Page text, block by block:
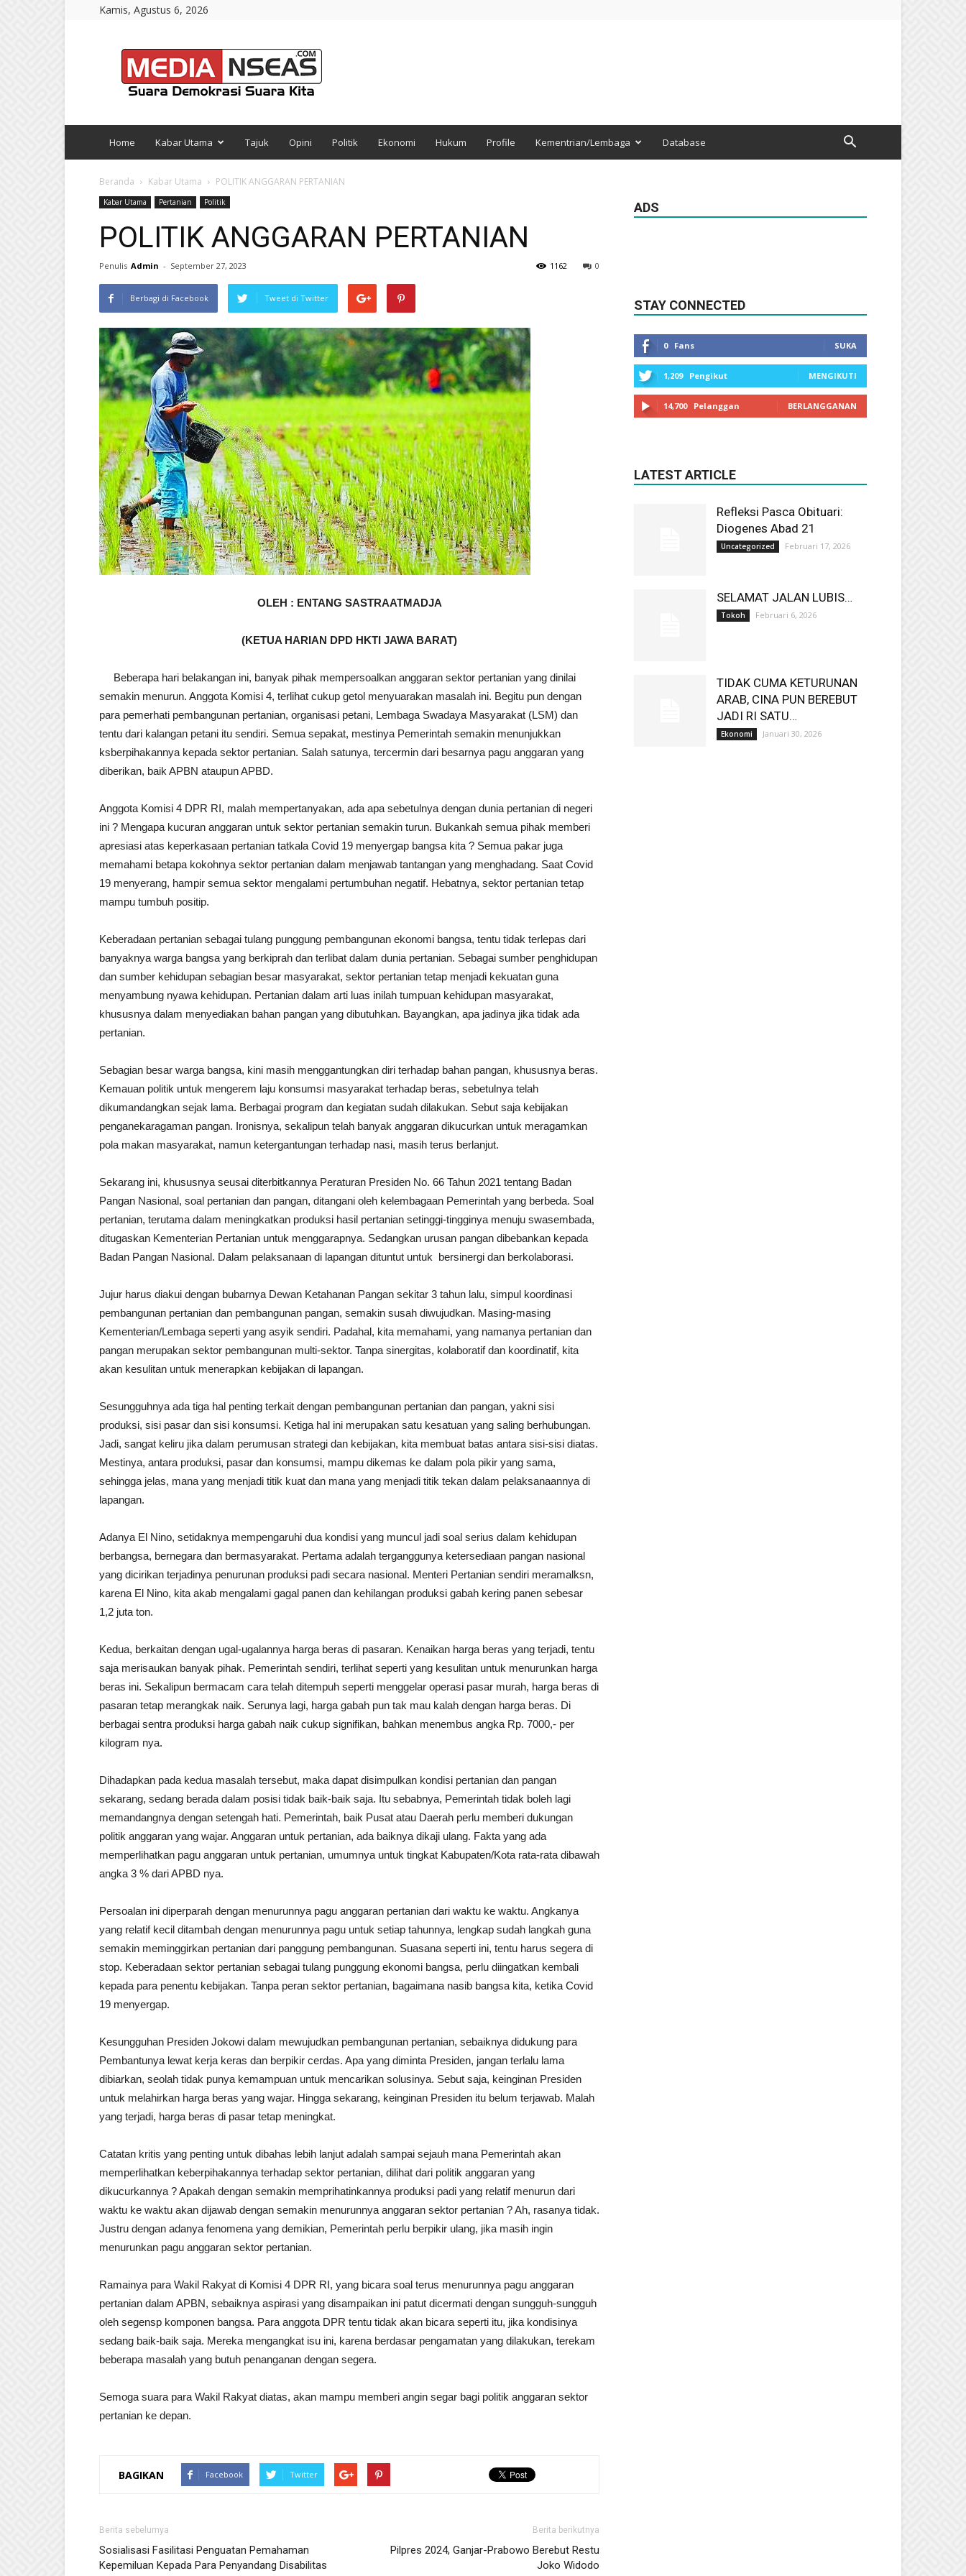
Kamis, Agustus 6, 2026
Media
NSEAS
Home Kabar Utama Tajuk Opini Politik Ekonomi Hukum Profile Kementrian/Lembaga Database
Beranda Kabar Utama POLITIK ANGGARAN PERTANIAN
Kabar Utama Pertanian Politik
POLITIK ANGGARAN PERTANIAN
Penulis Admin - September 27, 2023 0
1162
Berbagi di Facebook Tweet di Twitter
OLEH : ENTANG SASTRAATMADJA
(KETUA HARIAN DPD HKTI JAWA BARAT)
Beberapa hari belakangan ini, banyak pihak mempersoalkan anggaran sektor pertanian yang dinilai
semakin menurun. Anggota Komisi 4, terlihat cukup getol menyuarakan masalah ini. Begitu pun dengan
para pemerhati pembangunan pertanian, organisasi petani, Lembaga Swadaya Masyarakat (LSM) dan
tentu dari kalangan petani itu sendiri. Semua sepakat, mestinya Pemerintah semakin menunjukkan
ksberpihakannya kepada sektor pertanian. Salah satunya, tercermin dari besarnya pagu anggaran yang
diberikan, baik APBN ataupun APBD.
Anggota Komisi 4 DPR RI, malah mempertanyakan, ada apa sebetulnya dengan dunia pertanian di negeri
ini ? Mengapa kucuran anggaran untuk sektor pertanian semakin turun. Bukankah semua pihak memberi
apresiasi atas keperkasaan pertanian tatkala Covid 19 menyergap bangsa kita ? Semua pakar juga
memahami betapa kokohnya sektor pertanian dalam menjawab tantangan yang menghadang. Saat Covid
19 menyerang, hampir semua sektor mengalami pertumbuhan negatif. Hebatnya, sektor pertanian tetap
mampu tumbuh positip.
Keberadaan pertanian sebagai tulang punggung pembangunan ekonomi bangsa, tentu tidak terlepas dari
banyaknya warga bangsa yang berkiprah dan terlibat dalam dunia pertanian. Sebagai sumber penghidupan
dan sumber kehidupan sebagian besar masyarakat, sektor pertanian tetap menjadi kekuatan guna
menyambung nyawa kehidupan. Pertanian dalam arti luas inilah tumpuan kehidupan masyarakat,
khususnya dalam menyediakan bahan pangan yang dibutuhkan. Bayangkan, apa jadinya jika tidak ada
pertanian.
Sebagian besar warga bangsa, kini masih menggantungkan diri terhadap bahan pangan, khususnya beras.
Kemauan politik untuk mengerem laju konsumsi masyarakat terhadap beras, sebetulnya telah
dikumandangkan sejak lama. Berbagai program dan kegiatan sudah dilakukan. Sebut saja kebijakan
penganekaragaman pangan. Ironisnya, sekalipun telah banyak anggaran dikucurkan untuk meragamkan
pola makan masyarakat, namun ketergantungan terhadap nasi, masih terus berlanjut.
Sekarang ini, khususnya seusai diterbitkannya Peraturan Presiden No. 66 Tahun 2021 tentang Badan
Pangan Nasional, soal pertanian dan pangan, ditangani oleh kelembagaan Pemerintah yang berbeda. Soal
pertanian, terutama dalam meningkatkan produksi hasil pertanian setinggi-tingginya menuju swasembada,
ditugaskan Kementerian Pertanian untuk menggarapnya. Sedangkan urusan pangan dibebankan kepada
Badan Pangan Nasional. Dalam pelaksanaan di lapangan dituntut untuk bersinergi dan berkolaborasi.
Jujur harus diakui dengan bubarnya Dewan Ketahanan Pangan sekitar 3 tahun lalu, simpul koordinasi
pembangunan pertanian dan pembangunan pangan, semakin susah diwujudkan. Masing-masing
Kementerian/Lembaga seperti yang asyik sendiri. Padahal, kita memahami, yang namanya pertanian dan
pangan merupakan sektor pembangunan multi-sektor. Tanpa sinergitas, kolaboratif dan koordinatif, kita
akan kesulitan untuk menerapkan kebijakan di lapangan.
Sesungguhnya ada tiga hal penting terkait dengan pembangunan pertanian dan pangan, yakni sisi
produksi, sisi pasar dan sisi konsumsi. Ketiga hal ini merupakan satu kesatuan yang saling berhubungan.
Jadi, sangat keliru jika dalam perumusan strategi dan kebijakan, kita membuat batas antara sisi-sisi diatas.
Mestinya, antara produksi, pasar dan konsumsi, mampu dikemas ke dalam pola pikir yang sama,
sehingga jelas, mana yang menjadi titik kuat dan mana yang menjadi titik tekan dalam pelaksanaannya di
lapangan.
Adanya El Nino, setidaknya mempengaruhi dua kondisi yang muncul jadi soal serius dalam kehidupan
berbangsa, bernegara dan bermasyarakat. Pertama adalah terganggunya ketersediaan pangan nasional
yang dicirikan terjadinya penurunan produksi padi secara nasional. Menteri Pertanian sendiri meramalksn,
karena El Nino, kita akab mengalami gagal panen dan kehilangan produksi gabah kering panen sebesar
1,2 juta ton.
Kedua, berkaitan dengan ugal-ugalannya harga beras di pasaran. Kenaikan harga beras yang terjadi, tentu
saja merisaukan banyak pihak. Pemerintah sendiri, terlihat seperti yang kesulitan untuk menurunkan harga
beras ini. Sekalipun bermacam cara telah ditempuh seperti menggelar operasi pasar murah, harga beras di
pasaran tetap merangkak naik. Serunya lagi, harga gabah pun tak mau kalah dengan harga beras. Di
berbagai sentra produksi harga gabah naik cukup signifikan, bahkan menembus angka Rp. 7000,- per
kilogram nya.
Dihadapkan pada kedua masalah tersebut, maka dapat disimpulkan kondisi pertanian dan pangan
sekarang, sedang berada dalam posisi tidak baik-baik saja. Itu sebabnya, Pemerintah tidak boleh lagi
memandangnya dengan setengah hati. Pemerintah, baik Pusat atau Daerah perlu memberi dukungan
politik anggaran yang wajar. Anggaran untuk pertanian, ada baiknya dikaji ulang. Fakta yang ada
memperlihatkan pagu anggaran untuk pertanian, umumnya untuk tingkat Kabupaten/Kota rata-rata dibawah
angka 3 % dari APBD nya.
Persoalan ini diperparah dengan menurunnya pagu anggaran pertanian dari waktu ke waktu. Angkanya
yang relatif kecil ditambah dengan menurunnya pagu untuk setiap tahunnya, lengkap sudah langkah guna
semakin meminggirkan pertanian dari panggung pembangunan. Suasana seperti ini, tentu harus segera di
stop. Keberadaan sektor pertanian sebagai tulang punggung ekonomi bangsa, perlu diingatkan kembali
kepada para penentu kebijakan. Tanpa peran sektor pertanian, bagaimana nasib bangsa kita, ketika Covid
19 menyergap.
Kesungguhan Presiden Jokowi dalam mewujudkan pembangunan pertanian, sebaiknya didukung para
Pembantunya lewat kerja keras dan berpikir cerdas. Apa yang diminta Presiden, jangan terlalu lama
dibiarkan, seolah tidak punya kemampuan untuk mencarikan solusinya. Sebut saja, keinginan Presiden
untuk melahirkan harga beras yang wajar. Hingga sekarang, keinginan Presiden itu belum terjawab. Malah
yang terjadi, harga beras di pasar tetap meningkat.
Catatan kritis yang penting untuk dibahas lebih lanjut adalah sampai sejauh mana Pemerintah akan
memperlihatkan keberpihakannya terhadap sektor pertanian, dilihat dari politik anggaran yang
dikucurkannya ? Apakah dengan semakin memprihatinkannya produksi padi yang relatif menurun dari
waktu ke waktu akan dijawab dengan semakin menurunnya anggaran sektor pertanian ? Ah, rasanya tidak.
Justru dengan adanya fenomena yang demikian, Pemerintah perlu berpikir ulang, jika masih ingin
menurunkan pagu anggaran sektor pertanian.
Ramainya para Wakil Rakyat di Komisi 4 DPR RI, yang bicara soal terus menurunnya pagu anggaran
pertanian dalam APBN, sebaiknya aspirasi yang disampaikan ini patut dicermati dengan sungguh-sungguh
oleh segensp komponen bangsa. Para anggota DPR tentu tidak akan bicara seperti itu, jika kondisinya
sedang baik-baik saja. Mereka mengangkat isu ini, karena berdasar pengamatan yang dilakukan, terekam
beberapa masalah yang butuh penanganan dengan segera.
Semoga suara para Wakil Rakyat diatas, akan mampu memberi angin segar bagi politik anggaran sektor
pertanian ke depan.
BAGIKAN Facebook Twitter
Berita sebelumya
Sosialisasi Fasilitasi Penguatan Pemahaman
Kepemiluan Kepada Para Penyandang Disabilitas
Berita berikutnya
Pilpres 2024, Ganjar-Prabowo Berebut Restu
Joko Widodo
ADS
STAY CONNECTED
0 Fans SUKA
1,209 Pengikut MENGIKUTI
14,700 Pelanggan BERLANGGANAN
LATEST ARTICLE
Refleksi Pasca Obituari:
Diogenes Abad 21
Uncategorized Februari 17, 2026
SELAMAT JALAN LUBIS…
Tokoh Februari 6, 2026
TIDAK CUMA KETURUNAN
ARAB, CINA PUN BEREBUT
JADI RI SATU…
Ekonomi Januari 30, 2026